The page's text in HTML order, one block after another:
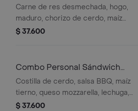
Qumbia
Carne de res desmechada, hogo,
maduro, chorizo de cerdo, maíz
tierno, salsa Qbano, papas y bebida.
$ 37.600
Combo Personal Sándwich
Costilla
Costilla de cerdo, salsa BBQ, maíz
tierno, queso mozzarella, lechuga,
salsa Qbano, acompañamiento y
$ 37.600